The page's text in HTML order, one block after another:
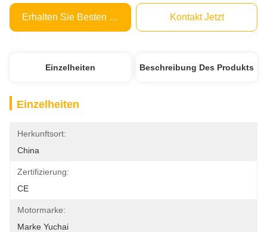
Erhalten Sie Besten Preis Kontakt Jetzt
Einzelheiten Beschreibung Des Produkts
Einzelheiten
Herkunftsort:
China
Zertifizierung:
CE
Motormarke:
Marke Yuchai